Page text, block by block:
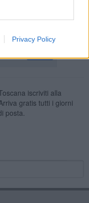
Privacy Policy
iscriviti alla
gratis tutti i giorni
posta.